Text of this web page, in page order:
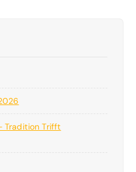
Tradition Trifft